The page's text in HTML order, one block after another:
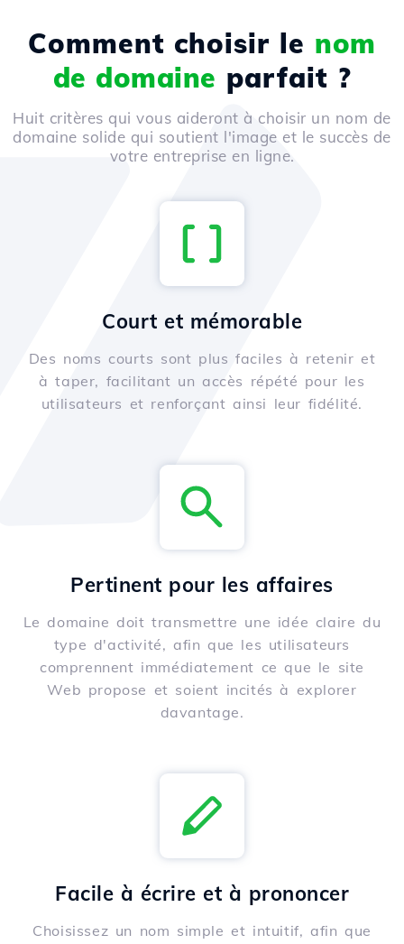
Comment choisir le nom
de domaine parfait ?
Huit critères qui vous aideront à choisir un nom de
domaine solide qui soutient l'image et le succès de
votre entreprise en ligne.
Court et mémorable
Des noms courts sont plus faciles à retenir et
à taper, facilitant un accès répété pour les
utilisateurs et renforçant ainsi leur fidélité.
Pertinent pour les affaires
Le domaine doit transmettre une idée claire du
type d'activité, afin que les utilisateurs
comprennent immédiatement ce que le site
Web propose et soient incités à explorer
davantage.
Facile à écrire et à prononcer
Choisissez un nom simple et intuitif, afin que